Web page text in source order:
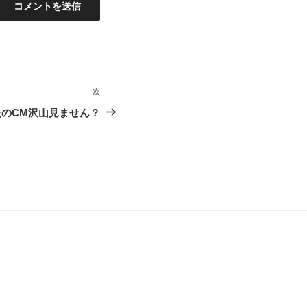
次
の
次
CM沢山見ません？